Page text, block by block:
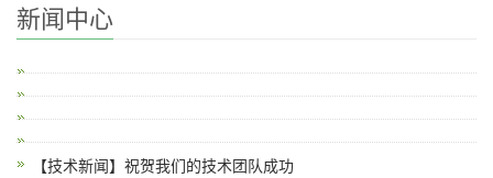
新闻中心
【技术新闻】祝贺我们的技术团队成功